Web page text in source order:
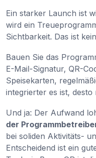
Ein starker Launch ist
wird ein
Sichtbarkeit. Das ist
Bauen Sie das
E-Mail-Signatur, QR-
Speisekarten,
integrierter es ist,
Und ja: Der Aufwand
der
bei soliden Aktivitäts-
Entscheidend ist ein